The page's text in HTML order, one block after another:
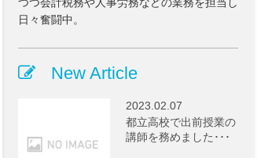
日々奮闘中。
New Article
2023.02.07
都立高校で出前授業の
講師を務めました･･･